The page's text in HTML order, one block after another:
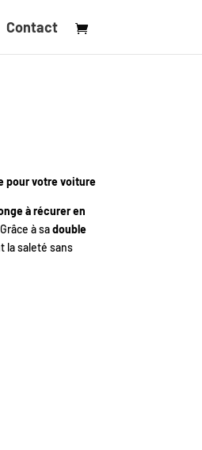
Contact
pour votre voiture
à récurer en
à sadouble
la saleté sans